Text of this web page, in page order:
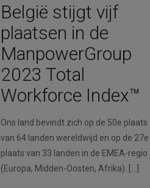
België stijgt vijf
plaatsen in de
ManpowerGroup
2023 Total
Workforce Index™
Ons land bevindt zich op de 50e plaats
van 64 landen wereldwijd en op de 27e
plaats van 33 landen in de EMEA-regio
(Europa, Midden-Oosten, Afrika). […]